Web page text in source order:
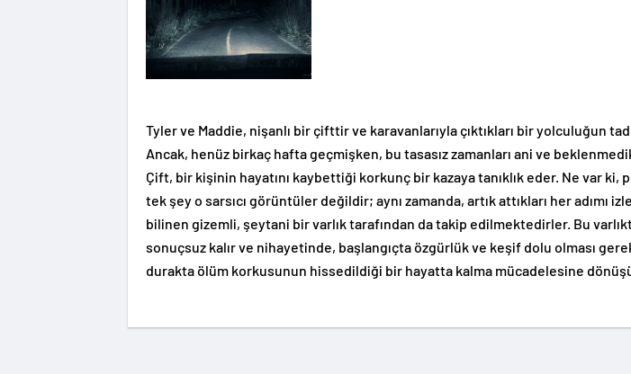
Tyler ve Maddie, nişanlı bir çifttir ve karavanlarıyla çıktıkları bir yolculuğun
Ancak, henüz birkaç hafta geçmişken, bu tasasız zamanları ani ve
Çift, bir kişinin hayatını kaybettiği korkunç bir kazaya tanıklık eder. Ne var ki,
tek şey o sarsıcı görüntüler değildir; aynı zamanda, artık attıkları her adımı
bilinen gizemli, şeytani bir varlık tarafından da takip edilmektedirler. Bu
sonuçsuz kalır ve nihayetinde, başlangıçta özgürlük ve keşif dolu olması
durakta ölüm korkusunun hissedildiği bir hayatta kalma mücadelesine